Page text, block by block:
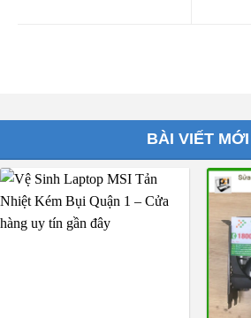
BÀI VIẾT MỚI